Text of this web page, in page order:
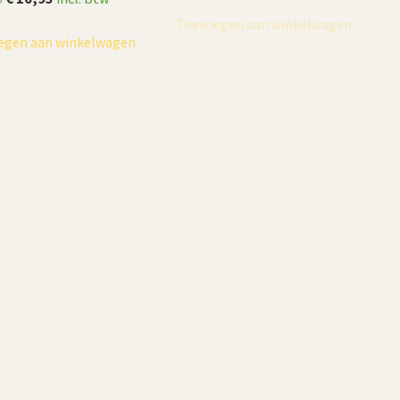
was:
is:
aan winkelwagen
Toevoegen aan winkelwagen